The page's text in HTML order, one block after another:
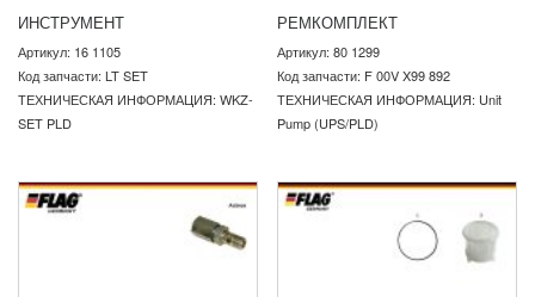
ИНСТРУМЕНТ
Артикул: 16 1105
Код запчасти: LT SET
ТЕХНИЧЕСКАЯ ИНФОРМАЦИЯ: WKZ-
SET PLD
РЕМКОМПЛЕКТ
Артикул: 80 1299
Код запчасти: F 00V X99 892
ТЕХНИЧЕСКАЯ ИНФОРМАЦИЯ: Unit
Pump (UPS/PLD)